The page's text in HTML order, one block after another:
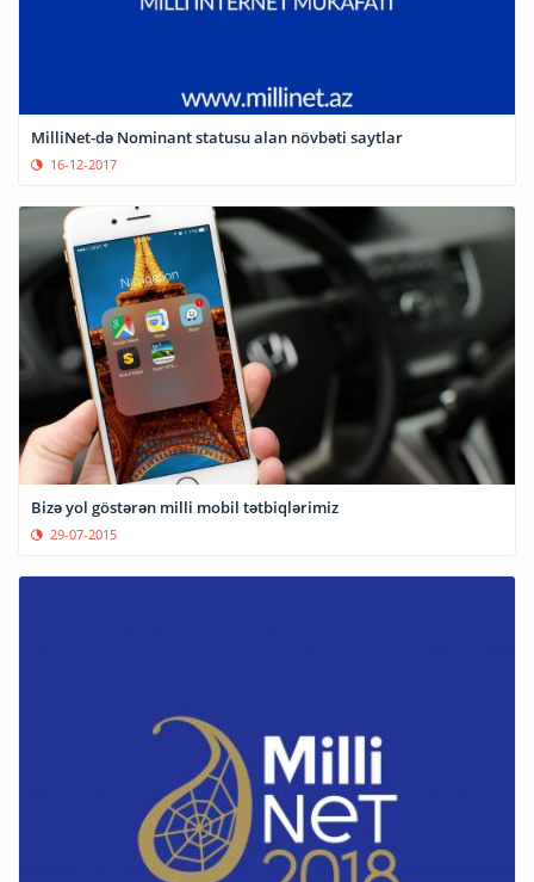
MilliNet-də Nominant statusu alan növbəti saytlar
16-12-2017
Bizə yol göstərən milli mobil tətbiqlərimiz
29-07-2015